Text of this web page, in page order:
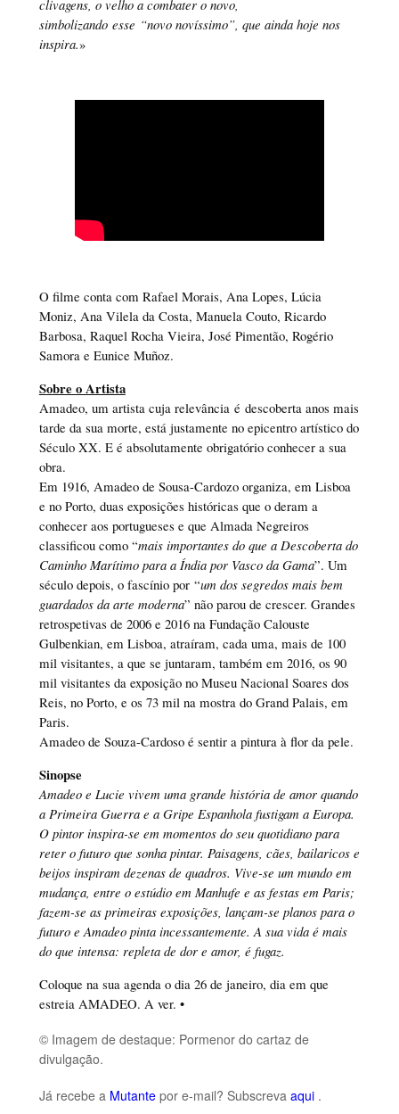
clivagens, o velho a combater o novo,
simbolizando esse “novo novíssimo”, que ainda hoje nos
inspira.»
O filme conta com Rafael Morais, Ana Lopes, Lúcia
Moniz, Ana Vilela da Costa, Manuela Couto, Ricardo
Barbosa, Raquel Rocha Vieira, José Pimentão, Rogério
Samora e Eunice Muñoz.
Sobre o Artista
Amadeo, um artista cuja relevância é descoberta anos mais
tarde da sua morte, está justamente no epicentro artístico do
Século XX. E é absolutamente obrigatório conhecer a sua
obra.
Em 1916, Amadeo de Sousa-Cardozo organiza, em Lisboa
e no Porto, duas exposições históricas que o deram a
conhecer aos portugueses e que Almada Negreiros
classificou como “mais importantes do que a Descoberta do
Caminho Marítimo para a Índia por Vasco da Gama”. Um
século depois, o fascínio por “um dos segredos mais bem
guardados da arte moderna” não parou de crescer. Grandes
retrospetivas de 2006 e 2016 na Fundação Calouste
Gulbenkian, em Lisboa, atraíram, cada uma, mais de 100
mil visitantes, a que se juntaram, também em 2016, os 90
mil visitantes da exposição no Museu Nacional Soares dos
Reis, no Porto, e os 73 mil na mostra do Grand Palais, em
Paris.
Amadeo de Souza-Cardoso é sentir a pintura à flor da pele.
Sinopse
Amadeo e Lucie vivem uma grande história de amor quando
a Primeira Guerra e a Gripe Espanhola fustigam a Europa.
O pintor inspira-se em momentos do seu quotidiano para
reter o futuro que sonha pintar. Paisagens, cães, bailaricos e
beijos inspiram dezenas de quadros. Vive-se um mundo em
mudança, entre o estúdio em Manhufe e as festas em Paris;
fazem-se as primeiras exposições, lançam-se planos para o
futuro e Amadeo pinta incessantemente. A sua vida é mais
do que intensa: repleta de dor e amor, é fugaz.
Coloque na sua agenda o dia 26 de janeiro, dia em que
estreia AMADEO. A ver. •
© Imagem de destaque: Pormenor do cartaz de
divulgação.
Já recebe a Mutantepor e-mail? Subscreva aqui .